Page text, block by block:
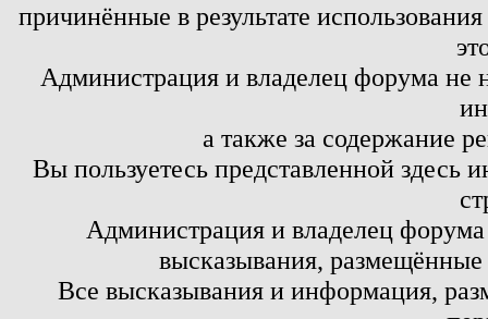
причинённые в результате
Администрация и владелец форума не
а также за содержание
Вы пользуетесь представленной здесь
Администрация и владелец
высказывания,
Все высказывания и информация,